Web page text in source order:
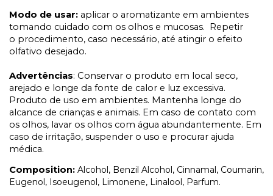
Modo de usar: aplicar o aromatizante em ambientes
tomando cuidado com os olhos e mucosas. Repetir
o procedimento, caso necessário, até atingir o efeito
olfativo desejado.
Advertências: Conservar o produto em local seco,
arejado e longe da fonte de calor e luz excessiva.
Produto de uso em ambientes. Mantenha longe do
alcance de crianças e animais. Em caso de contato com
os olhos, lavar os olhos com água abundantemente. Em
caso de irritação, suspender o uso e procurar ajuda
médica.
Composition: Alcohol, Benzil Alcohol, Cinnamal, Coumarin,
Eugenol, Isoeugenol, Limonene, Linalool, Parfum.